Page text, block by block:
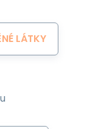
LÁTKY